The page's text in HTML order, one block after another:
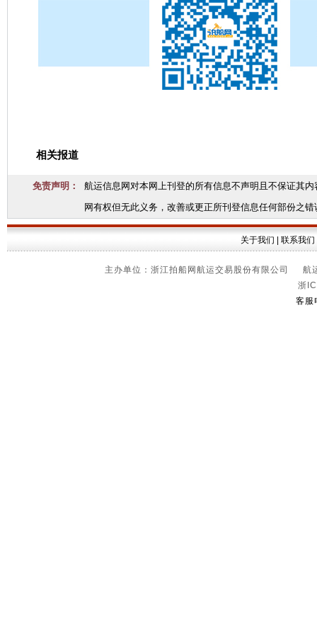
相关报道
免责声明：
航运信息网对本网上刊登的所有信息不声明且不保证其
网有权但无此义务，改善或更正所刊登信息任何部份之错
关于我们 联系我们
主办单位：浙江拍船网航运交易股份有限公司
浙
客服